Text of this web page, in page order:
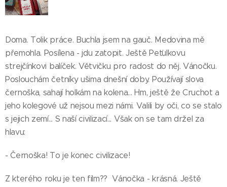
Doma. Tolik práce. Buchla jsem na gauč. Medovina mě
přemohla. Posílena - jdu zatopit. Ještě Peťulkovu
strejčínkovi balíček. Větvičku pro radost do něj. Vánočku.
Poslouchám četníky ušima dnešní doby. Používají slova
černoška, sahají holkám na kolena... Hm, ještě že Cruchot a
jeho kolegové už nejsou mezi námi. Valili by oči, co se stalo
s jejich zemí... S naší civilizací... Však on se tam držel za
hlavu:
- Černoška! To je konec civilizace!
Z kterého roku je ten film?? Vánočka - krásná. Ještě